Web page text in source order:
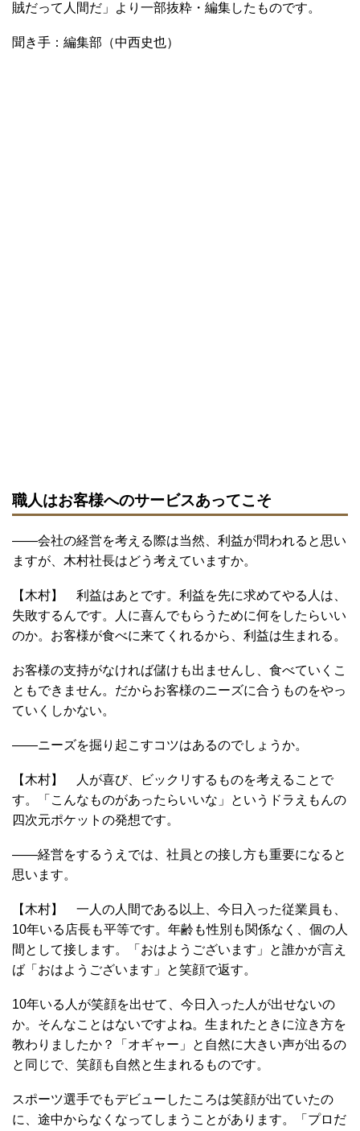
賊だって人間だ」より一部抜粋・編集したものです。
聞き手：編集部（中西史也）
職人はお客様へのサービスあってこそ
――会社の経営を考える際は当然、利益が問われると思い
ますが、木村社長はどう考えていますか。
【木村】 利益はあとです。利益を先に求めてやる人は、
失敗するんです。人に喜んでもらうために何をしたらいい
のか。お客様が食べに来てくれるから、利益は生まれる。
お客様の支持がなければ儲けも出ませんし、食べていくこ
ともできません。だからお客様のニーズに合うものをやっ
ていくしかない。
――ニーズを掘り起こすコツはあるのでしょうか。
【木村】 人が喜び、ビックリするものを考えることで
す。「こんなものがあったらいいな」というドラえもんの
四次元ポケットの発想です。
――経営をするうえでは、社員との接し方も重要になると
思います。
【木村】 一人の人間である以上、今日入った従業員も、
10年いる店長も平等です。年齢も性別も関係なく、個の人
間として接します。「おはようございます」と誰かが言え
ば「おはようございます」と笑顔で返す。
10年いる人が笑顔を出せて、今日入った人が出せないの
か。そんなことはないですよね。生まれたときに泣き方を
教わりましたか？「オギャー」と自然に大きい声が出るの
と同じで、笑顔も自然と生まれるものです。
スポーツ選手でもデビューしたころは笑顔が出ていたの
に、途中からなくなってしまうことがあります。「プロだ